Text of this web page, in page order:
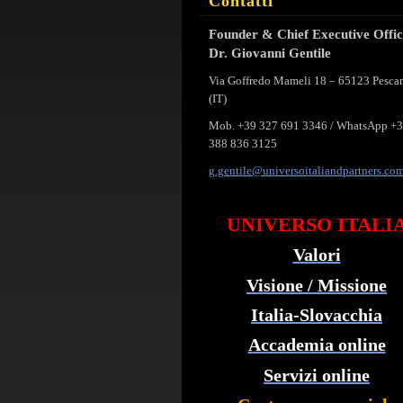
Founder & Chief Executive
Dr. Giovanni Gentile
Via Goffredo Mameli 18 – 65123
(IT)
Mob. +39 327 691 3346 / WhatsApp
388 836 3125
g.gentile@universoitaliandpartne
UNIVERSO
Valori
Visione / Missione
Italia-Slovacchia
Accademia online
Servizi online